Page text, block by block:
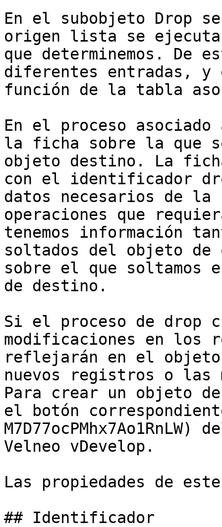
En el subobjeto Drop
origen lista se
que determinemos. De
diferentes entradas, y
función de la tabla
En el proceso
la ficha sobre la que
objeto destino. La
con el identificador
datos necesarios de
operaciones que
tenemos información
soltados del objeto
sobre el que
de destino.
Si el proceso de drop
modificaciones en los
reflejarán en el
nuevos registros o las
Para crear un objeto
el botón
Velneo vDevelop.
Las propiedades de
## Identificador